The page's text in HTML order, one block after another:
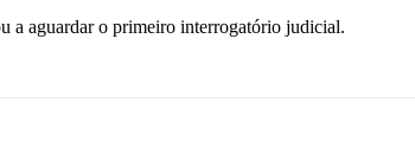
a aguardar o primeiro interrogatório judicial.